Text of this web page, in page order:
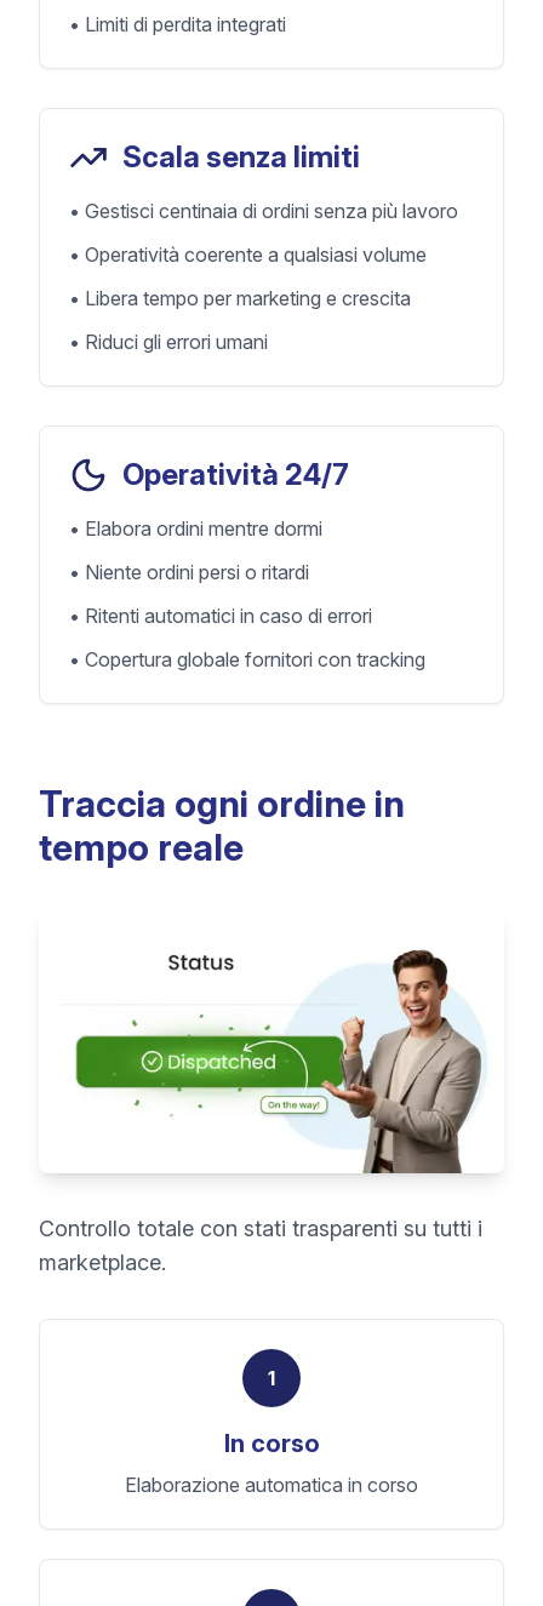
• Limiti di perdita integrati
Scala senza limiti
• Gestisci centinaia di ordini senza più lavoro
• Operatività coerente a qualsiasi volume
• Libera tempo per marketing e crescita
• Riduci gli errori umani
Operatività 24/7
• Elabora ordini mentre dormi
• Niente ordini persi o ritardi
• Ritenti automatici in caso di errori
• Copertura globale fornitori con tracking
Traccia ogni ordine in
tempo reale
Controllo totale con stati trasparenti su tutti i
marketplace.
1
In corso
Elaborazione automatica in corso